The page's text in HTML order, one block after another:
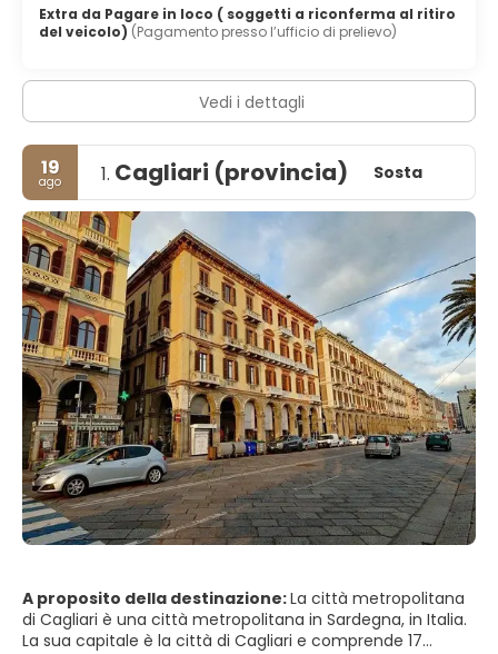
Extra da Pagare in loco ( soggetti a riconferma al ritiro
del veicolo) (Pagamento presso l’ufficio di prelievo)
Vedi i dettagli
19
ago 1. Cagliari (provincia) Sosta
A proposito della destinazione:La città metropolitana
di Cagliari è una città metropolitana in Sardegna, in Italia.
La sua capitale è la città di Cagliari e comprende 17